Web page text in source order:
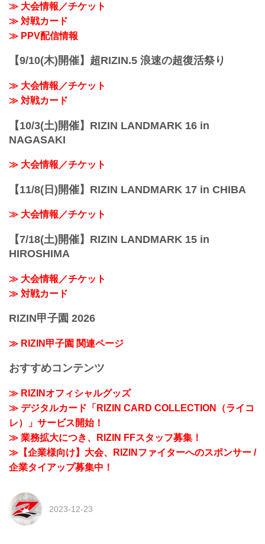
わせたグラップラー。朝倉はパンチの強
さとボクシング...
≫ 大会情報／チケット
≫ 対戦カード
≫ PPV配信情報
【9/10(木)開催】超RIZIN.5 浪速の超復活祭り
≫ 大会情報／チケット
≫ 対戦カード
【10/3(土)開催】RIZIN LANDMARK 16 in
NAGASAKI
≫ 大会情報／チケット
【11/8(日)開催】RIZIN LANDMARK 17 in CHIBA
≫ 大会情報／チケット
【7/18(土)開催】RIZIN LANDMARK 15 in
HIROSHIMA
≫ 大会情報／チケット
≫ 対戦カード
RIZIN甲子園 2026
≫ RIZIN甲子園 関連ページ
おすすめコンテンツ
≫ RIZINオフィシャルグッズ
≫ デジタルカード「RIZIN CARD COLLECTION（ライコ
レ）」サービス開始！
≫ 業務拡大につき、RIZIN FFスタッフ募集！
≫【企業様向け】大会、RIZINファイターへのスポンサー /
企業タイアップ募集中！
2023-12-23